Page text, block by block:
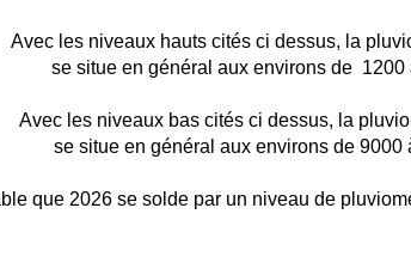
Avec les niveaux hauts cités ci dessus, la
se situe en général aux environs de 1200
Avec les niveaux bas cités ci dessus, la
se situe en général aux environs de 9000
que 2026 se solde par un niveau de